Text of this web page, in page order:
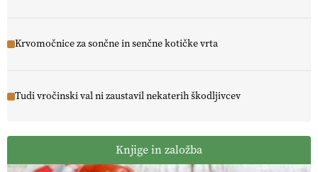
Krvomočnice za sončne in senčne kotičke vrta
Tudi vročinski val ni zaustavil nekaterih škodljivcev
Knjige in založba